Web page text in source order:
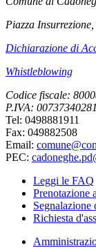
Piazza
Dichiarazione di
Whistleblowing
Codice fiscale:
P.IVA: 00737340281
Tel: 0498881911
Fax: 049882508
Email:
PEC:
Leggi le FAQ
Prenotazione
Segnalazione
Richiesta